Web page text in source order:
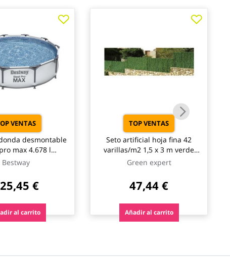
VENTAS
desmontable
max 4.678 l
cartucho tipo i
bestway
Bestway
€
al carrito
TOP VENTAS
Seto artificial hoja fina 42
varillas/m2 1,5 x 3 m verde
natuur
Green expert
47,44 €
Añadir al carrito